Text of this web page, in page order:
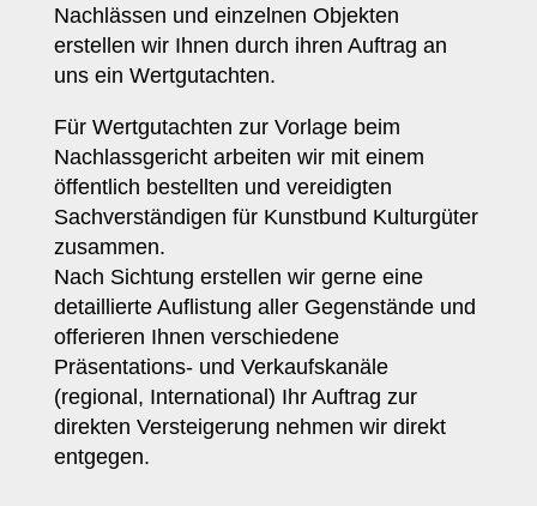
Nachlässen und einzelnen Objekten
erstellen wir Ihnen durch ihren Auftrag an
uns ein Wertgutachten.
Für Wertgutachten zur Vorlage beim
Nachlassgericht arbeiten wir mit einem
öffentlich bestellten und vereidigten
Sachverständigen für Kunstbund Kulturgüter
zusammen.
Nach Sichtung erstellen wir gerne eine
detaillierte Auflistung aller Gegenstände und
offerieren Ihnen verschiedene
Präsentations- und Verkaufskanäle
(regional, International) Ihr Auftrag zur
direkten Versteigerung nehmen wir direkt
entgegen.